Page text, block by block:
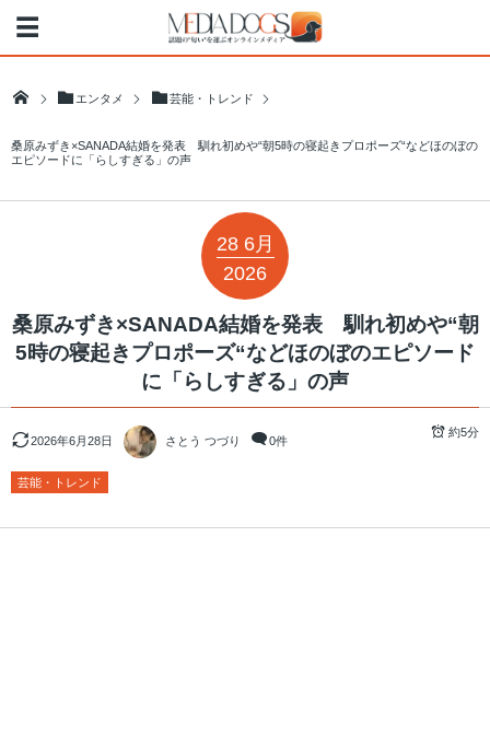
エンタメ 芸能・トレンド
桑原みずき×SANADA結婚を発表 馴れ初めや“朝5時の寝起きプロポーズ“などほのぼの
エピソードに「らしすぎる」の声
28 6月
2026
桑原みずき×SANADA結婚を発表 馴れ初めや“朝
5時の寝起きプロポーズ“などほのぼのエピソード
に「らしすぎる」の声
2026年6月28日 さとう つづり 0件
約5分
芸能・トレンド